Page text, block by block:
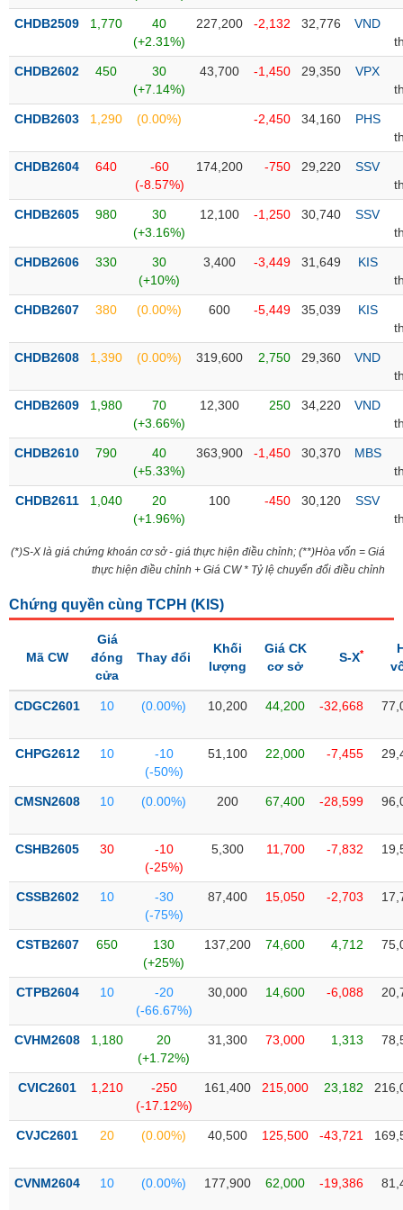
Trạng
cổ
Quy
thị
Niêm
Niêm
mới
yết
bổ
Hủy
Không
ký
quỹ
mục
phiếu
chi
Tổng
Giao
Tài
Phân
kỹ
Hồ
doanh
nghiệp
Tin
tức
kiện
CHDB2509 1,770
40
(+2.31%)
227,200 -2,132 32,776
VND
CHDB2602 450
30
(+7.14%)
43,700 -1,450 29,350
VPX
CHDB2603 1,290 (0.00%) -2,450 34,160
PHS
CHDB2604 640
-60
(-8.57%)
174,200 -750 29,220
SSV
CHDB2605 980
30
(+3.16%)
12,100 -1,250 30,740
SSV
CHDB2606 330
30
(+10%)
3,400 -3,449 31,649
KIS
CHDB2607 380 (0.00%) 600 -5,449 35,039
KIS
CHDB2608 1,390 (0.00%) 319,600 2,750 29,360
VND
CHDB2609 1,980
70
(+3.66%)
12,300 250 34,220
VND
CHDB2610 790
40
(+5.33%)
363,900 -1,450 30,370
MBS
CHDB2611 1,040
20
(+1.96%)
100 -450 30,120
SSV
(*)S-X là giá chứng khoán cơ sở - giá thực hiện điều chỉnh; (**)Hòa vốn = Giá
thực hiện điều chỉnh + Giá CW * Tỷ lệ chuyển đổi điều chỉnh
Chứng quyền cùng TCPH (KIS)
Mã CW
Giá
đóng
cửa
Thay đổi
Khối
lượng
Giá CK
cơ sở
S-X*
CDGC2601 10 (0.00%) 10,200 44,200 -32,668
CHPG2612 10
-10
(-50%)
51,100 22,000 -7,455
CMSN2608 10 (0.00%) 200 67,400 -28,599
CSHB2605 30
-10
(-25%)
5,300 11,700 -7,832
CSSB2602 10
-30
(-75%)
87,400 15,050 -2,703
CSTB2607 650
130
(+25%)
137,200 74,600 4,712
CTPB2604 10
-20
(-66.67%)
30,000 14,600 -6,088
CVHM2608 1,180
20
(+1.72%)
31,300 73,000 1,313
CVIC2601 1,210
-250
(-17.12%)
161,400 215,000 23,182
CVJC2601 20 (0.00%) 40,500 125,500 -43,721
CVNM2604 10 (0.00%) 177,900 62,000 -19,386
NGÀNH
CỔ
PHÁI
PHIẾU
CÔNG
CỤ
XUẤT
DỮ
TIN
SECTOR
NGUYÊN
LIỆU